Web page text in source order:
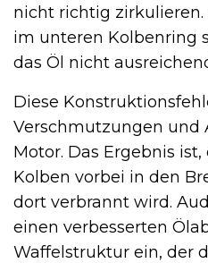
nicht richtig
im unteren Kolbenring
das Öl nicht
Diese
Verschmutzungen und
Motor. Das Ergebnis ist,
Kolben vorbei in den
dort verbrannt wird.
einen verbesserten
Waffelstruktur ein, der